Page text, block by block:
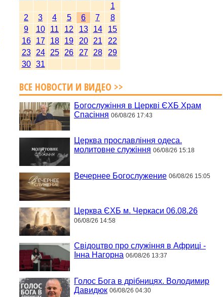
1
2
3 4 5 6 7
8
9
10 11 12 13 14
15
16
17 18 19 20 21
22
23
24 25 26 27 28
29
30
31
ВСЕ НОВОСТИ И ВИДЕО >>
Богослужіння в Церкві ЄХБ Храм
Спасіння 06/08/26 17:43
Церква прославління одеса.
молитовне служіння 06/08/26 15:18
Вечернее Богослужение 06/08/26 15:05
Церква ЄХБ м. Черкаси 06.08.26
06/08/26 14:58
Свідоцтво про служіння в Африці -
Інна Нагорна 06/08/26 13:37
Голос Бога в дрібницях. Володимир
Давидюк 06/08/26 04:30